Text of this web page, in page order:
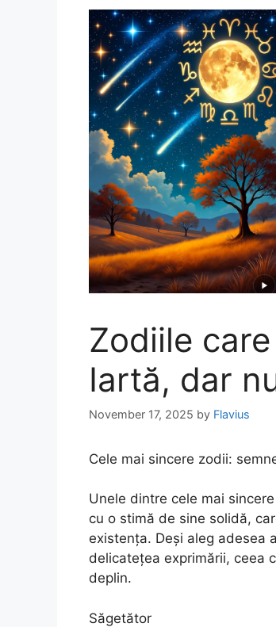
Zodiile
Iartă, dar
November 17, 2025 by Flavius
Cele mai sincere zodii:
Unele dintre cele mai
cu o stimă de sine solidă,
existența. Deși aleg adesea
delicatețea exprimării, ceea
deplin.
Săgetător